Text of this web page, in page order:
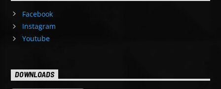
Facebook
Instagram
Youtube
DOWNLOADS